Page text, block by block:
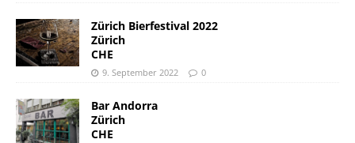
Zürich Bierfestival 2022
Zürich
CHE
9. September 2022 0
Bar Andorra
Zürich
CHE